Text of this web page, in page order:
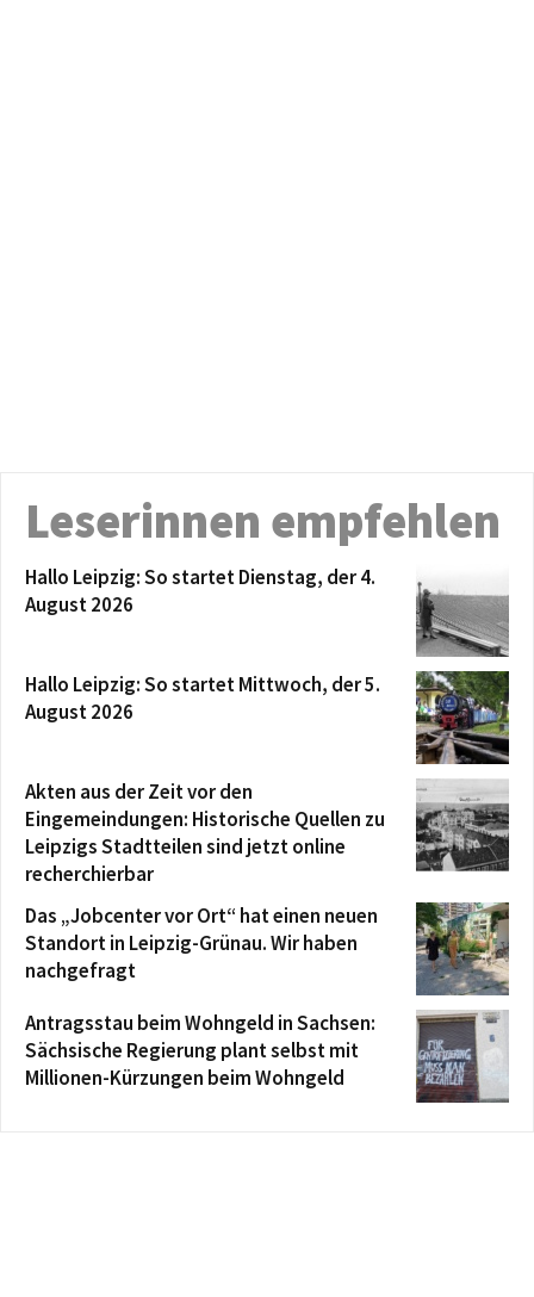
Leserinnen empfehlen
Hallo Leipzig: So startet Dienstag, der 4.
August 2026
Hallo Leipzig: So startet Mittwoch, der 5.
August 2026
Akten aus der Zeit vor den
Eingemeindungen: Historische Quellen zu
Leipzigs Stadtteilen sind jetzt online
recherchierbar
Das „Jobcenter vor Ort“ hat einen neuen
Standort in Leipzig-Grünau. Wir haben
nachgefragt
Antragsstau beim Wohngeld in Sachsen:
Sächsische Regierung plant selbst mit
Millionen-Kürzungen beim Wohngeld